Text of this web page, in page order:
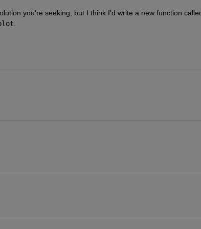
you're seeking, but I think I'd write a new function